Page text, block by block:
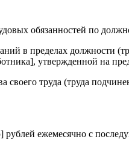
обязанностей по
в пределах должности
утвержденной на
своего труда (труда
ежемесячно с